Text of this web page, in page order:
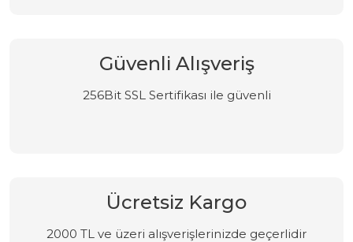
Güvenli Alışveriş
256Bit SSL Sertifikası ile güvenli
Ücretsiz Kargo
2000 TL ve üzeri alışverişlerinizde geçerlidir